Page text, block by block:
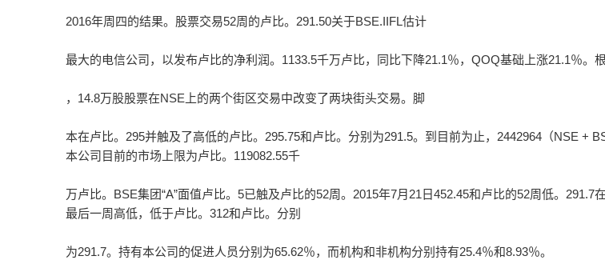
2016年周四的结果。股票交易52周的卢比。291.50关于BSE.IIFL估计
最大的电信公司，以发布卢比的净利润。1133.5千万卢比，同比下降21.1％，QOQ基础上涨21.1％。
，14.8万股股票在NSE上的两个街区交易中改变了两块街头交易。脚
本在卢比。295并触及了高低的卢比。295.75和卢比。分别为291.5。到目前为止，2442964（NSE +
本公司目前的市场上限为卢比。119082.55千
万卢比。BSE集团“A”面值卢比。5已触及卢比的52周。2015年7月21日452.45和卢比的52周低。291.7
最后一周高低，低于卢比。312和卢比。分别
为291.7。持有本公司的促进人员分别为65.62％，而机构和非机构分别持有25.4％和8.93％。